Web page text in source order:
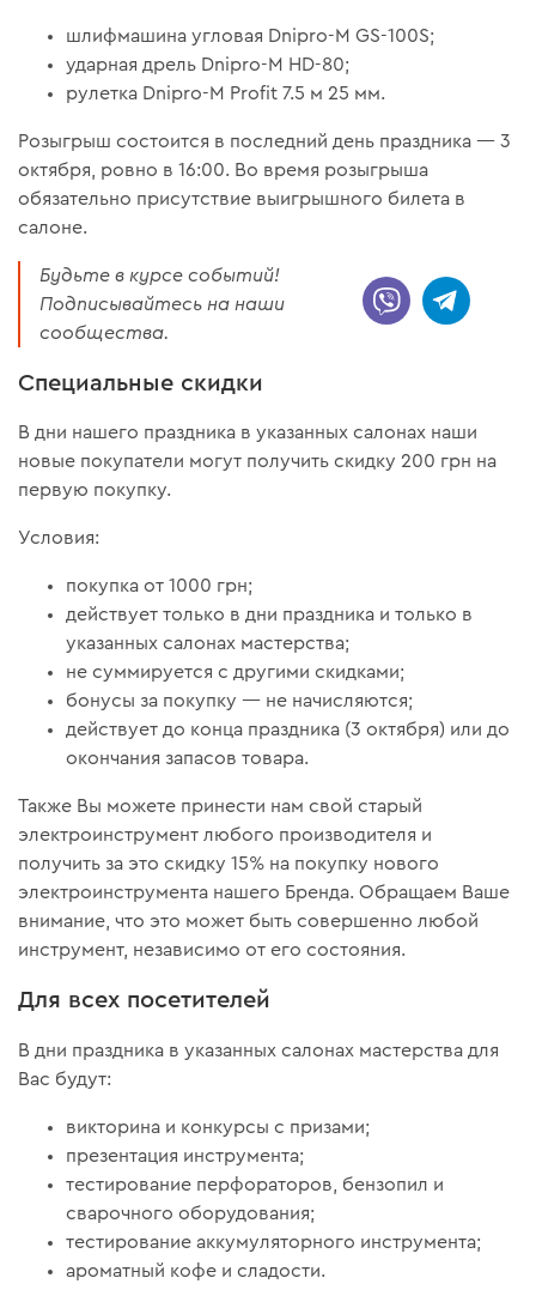
шлифмашина угловая Dnipro-M GS-100S;
ударная дрель Dnipro-M HD-80;
рулетка Dnipro-M Profit 7.5 м 25 мм.
Розыгрыш состоится в последний день праздника — 3
октября, ровно в 16:00. Во время розыгрыша
обязательно присутствие выигрышного билета в
салоне.
Будьте в курсе событий!
Подписывайтесь на наши
сообщества.
Специальные скидки
В дни нашего праздника в указанных салонах наши
новые покупатели могут получить скидку 200 грн на
первую покупку.
Условия:
покупка от 1000 грн;
действует только в дни праздника и только в
указанных салонах мастерства;
не суммируется с другими скидками;
бонусы за покупку — не начисляются;
действует до конца праздника (3 октября) или до
окончания запасов товара.
Также Вы можете принести нам свой старый
электроинструмент любого производителя и
получить за это скидку 15% на покупку нового
электроинструмента нашего Бренда. Обращаем Ваше
внимание, что это может быть совершенно любой
инструмент, независимо от его состояния.
Для всех посетителей
В дни праздника в указанных салонах мастерства для
Вас будут:
викторина и конкурсы с призами;
презентация инструмента;
тестирование перфораторов, бензопил и
сварочного оборудования;
тестирование аккумуляторного инструмента;
ароматный кофе и сладости.